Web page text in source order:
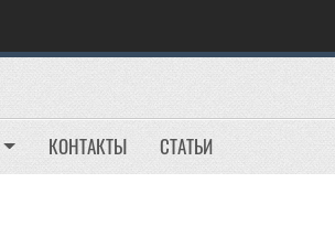
КОНТАКТЫ СТАТЬИ